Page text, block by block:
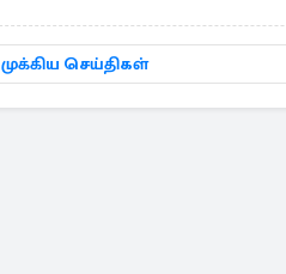
முக்கிய செய்திகள்